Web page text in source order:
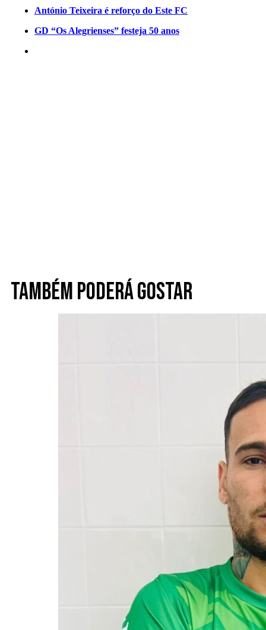
António Teixeira é reforço do Este FC
GD “Os Alegrienses” festeja 50 anos
Também poderá gostar